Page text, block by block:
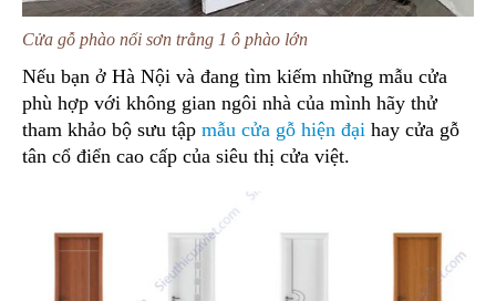
Cửa gỗ phào nổi sơn trằng 1 ô phào lớn
Nếu bạn ở Hà Nội và đang tìm kiếm những mẫu cửa
phù hợp với không gian ngôi nhà của mình hãy thử
tham khảo bộ sưu tập mẫu cửa gỗ hiện đại hay cửa gỗ
tân cổ điển cao cấp của siêu thị cửa việt.